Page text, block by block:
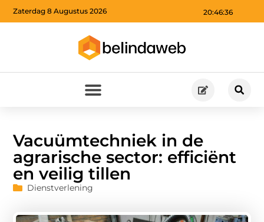
20:46:37
Zaterdag 8 Augustus 2026
Vacuümtechniek in de
agrarische sector: efficiënt
en veilig tillen
Dienstverlening